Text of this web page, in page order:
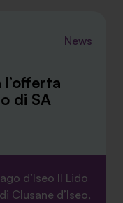
News
di SA
d’Iseo Il Lido
Clusane d’Iseo,